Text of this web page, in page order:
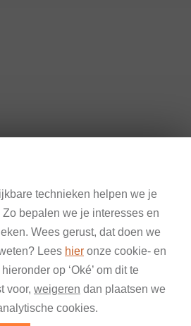
technieken helpen we je
bepalen we je interesses en
Wees gerust, dat doen we
Lees hier onze cookie- en
op ‘Oké’ om dit te
voor, weigeren dan plaatsen we
cookies.